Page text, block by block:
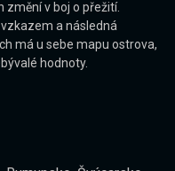
v boj o přežití.
a následná
má u sebe mapu ostrova,
hodnoty.